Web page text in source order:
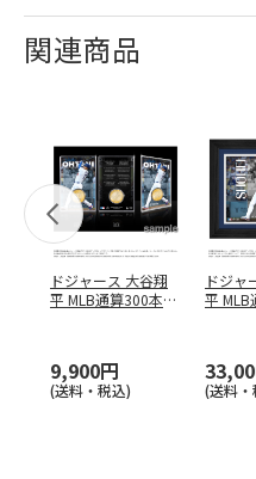
関連商品
ドジャース 大谷翔
平 MLB通算300本塁
9,900円
(送料・税込)
ドジャ
平 MLB
(送料・